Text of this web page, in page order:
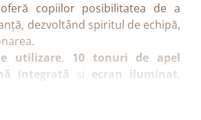
oferă copiilor posibilitatea de a
dezvoltând spiritul de echipă,
utilizare, 10 tonuri de apel
integrată și ecran iluminat
casă. Designul ergonomic și